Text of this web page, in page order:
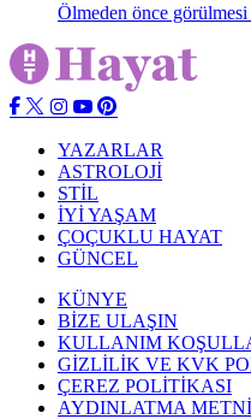
Ölmeden önce
YAZARLAR
ASTROLOJİ
STİL
İYİ YAŞAM
ÇOÇUKLU HAYAT
GÜNCEL
KÜNYE
BİZE ULAŞIN
KULLANIM
GİZLİLİK VE KVK
ÇEREZ POLİTİKASI
AYDINLATMA METNİ